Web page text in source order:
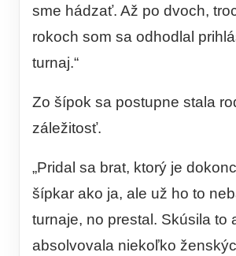
sme hádzať. Až po dvoch,
rokoch som sa odhodlal
turnaj.“
Zo šípok sa postupne stala
záležitosť.
„Pridal sa brat, ktorý je
šípkar ako ja, ale už ho to
turnaje, no prestal. Skúsila to
absolvovala niekoľko